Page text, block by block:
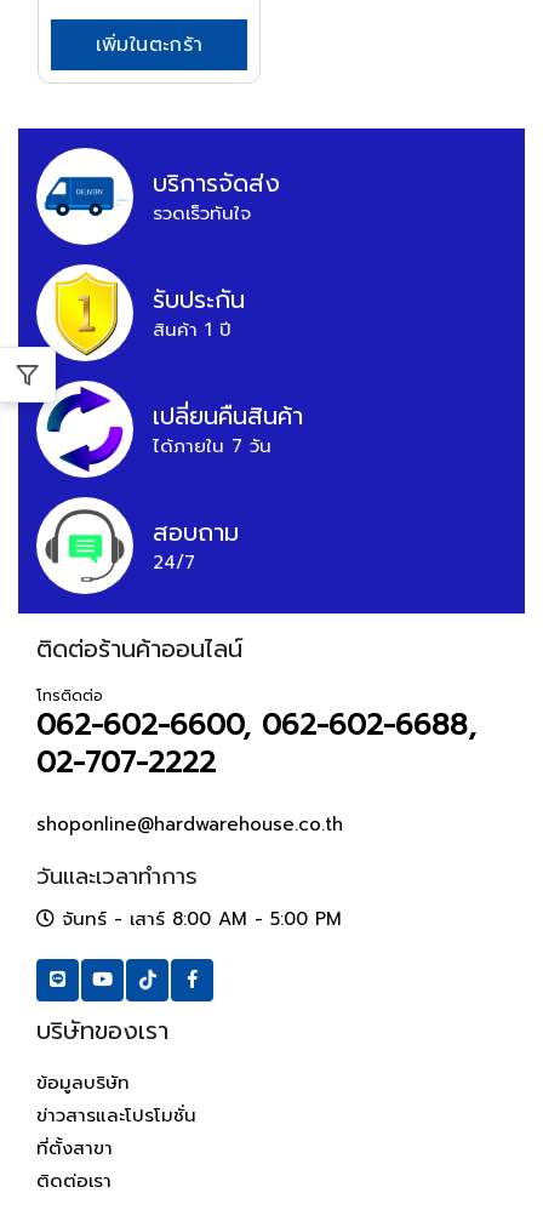
เพิ่มในตะกร้า
บริการจัดส่ง
รวดเร็วทันใจ
รับประกัน
สินค้า 1 ปี
เปลี่ยนคืนสินค้า
ได้ภายใน 7 วัน
สอบถาม
24/7
ติดต่อร้านค้าออนไลน์
โทรติดต่อ
062-602-6600, 062-602-6688,
02-707-2222
shoponline@hardwarehouse.co.th
วันและเวลาทำการ
จันทร์ - เสาร์ 8:00 AM - 5:00 PM
บริษัทของเรา
ข้อมูลบริษัท
ข่าวสารและโปรโมชั่น
ที่ตั้งสาขา
ติดต่อเรา